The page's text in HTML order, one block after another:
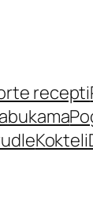
recepti
Kokteli